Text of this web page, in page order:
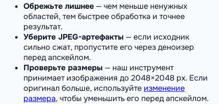
Обрежьте лишнее — чем меньше ненужных
областей, тем быстрее обработка и точнее
результат.
Уберите JPEG-артефакты — если исходник
сильно сжат, пропустите его через деноизер
перед апскейлом.
Проверьте размеры — наш инструмент
принимает изображения до 2048×2048 px. Если
оригинал больше, используйте изменение
размера, чтобы уменьшить его перед апскейлом.